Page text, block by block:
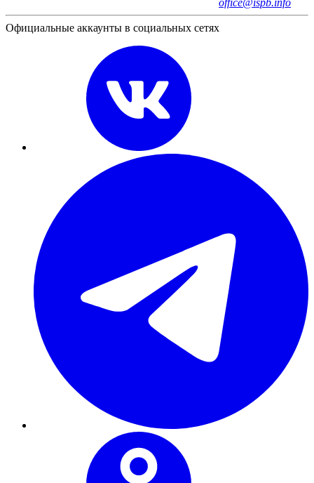
Официальные аккаунты в социальных сетях